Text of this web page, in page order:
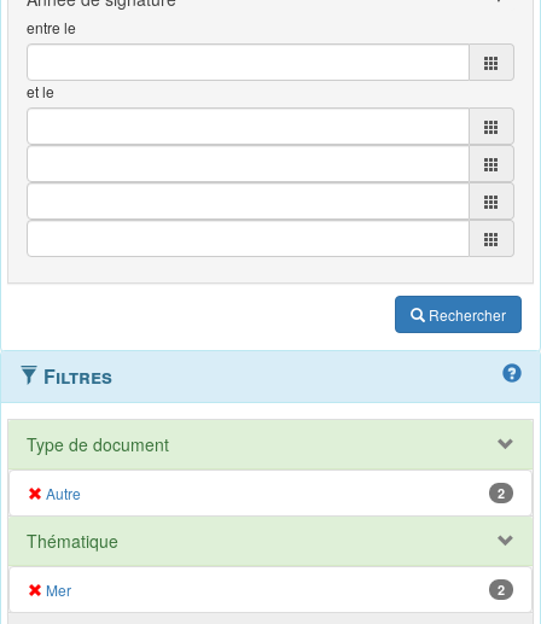
entre le
et le
Rechercher
Filtres
Type de document
Autre 2
Thématique
Mer 2